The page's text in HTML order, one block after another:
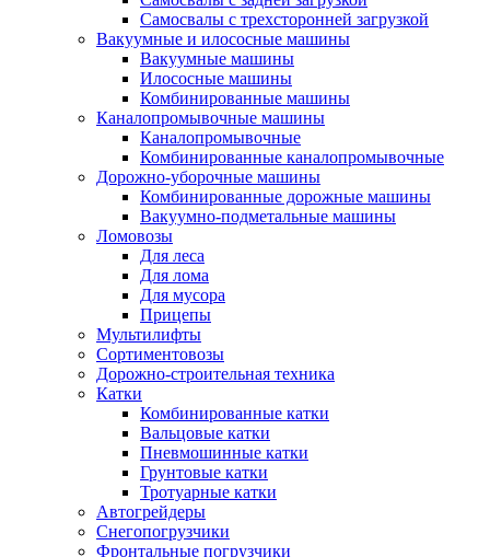
Самосвалы с трехсторонней загрузкой
Вакуумные и илососные машины
Вакуумные машины
Илососные машины
Комбинированные машины
Каналопромывочные машины
Каналопромывочные
Комбинированные каналопромывочные
Дорожно-уборочные машины
Комбинированные дорожные машины
Вакуумно-подметальные машины
Ломовозы
Для леса
Для лома
Для мусора
Прицепы
Мультилифты
Сортиментовозы
Дорожно-строительная техника
Катки
Комбинированные катки
Вальцовые катки
Пневмошинные катки
Грунтовые катки
Тротуарные катки
Автогрейдеры
Снегопогрузчики
Фронтальные погрузчики